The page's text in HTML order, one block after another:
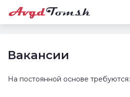
Вакансии
На постоянной основе требуются: